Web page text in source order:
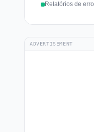
Relatórios de erro
ADVERTISEMENT